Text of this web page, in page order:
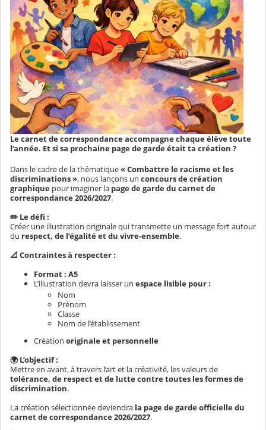
Le carnet de correspondance accompagne chaque élève toute
l’année. Et si sa prochaine page de garde était ta création ?
Dans le cadre de la thématique« Combattre le racisme et les
discriminations », nous lançons un concours de création
graphique pour imaginer la page de garde du carnet de
correspondance 2026/2027.
✏️ Le défi :
Créer une illustration originale qui transmette un message fort autour
du respect, de l’égalité et du vivre-ensemble.
📐 Contraintes à respecter :
Format : A5
L’illustration devra laisser un espace lisible pour :
Nom
Prénom
Classe
Nom de l’établissement
Création originale et personnelle
🌍 L’objectif :
Mettre en avant, à travers l’art et la créativité, les valeurs de
tolérance, de respect et de lutte contre toutes les formes de
discrimination.
La création sélectionnée deviendra la page de garde officielle du
carnet de correspondance 2026/2027.